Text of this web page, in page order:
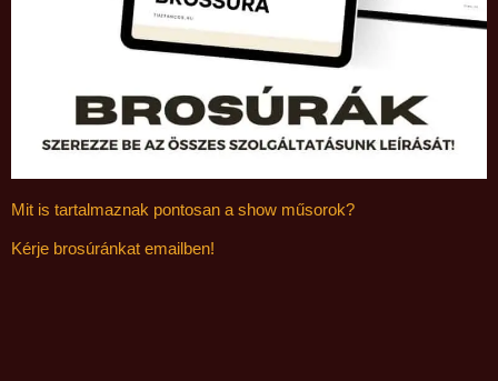
Mit is tartalmaznak pontosan a show műsorok?
Kérje brosúránkat emailben!